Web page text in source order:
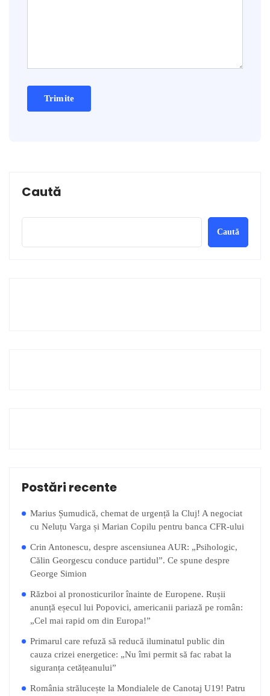
Caută
Caută
Postări recente
Marius Șumudică, chemat de urgență la Cluj! A negociat
cu Neluțu Varga și Marian Copilu pentru banca CFR-ului
Crin Antonescu, despre ascensiunea AUR: „Psihologic,
Călin Georgescu conduce partidul”. Ce spune despre
George Simion
Război al pronosticurilor înainte de Europene. Rușii
anunță eșecul lui Popovici, americanii pariază pe român:
„Cel mai rapid om din Europa!”
Primarul care refuză să reducă iluminatul public din
cauza crizei energetice: „Nu îmi permit să fac rabat la
siguranța cetățeanului”
România strălucește la Mondialele de Canotaj U19! Patru